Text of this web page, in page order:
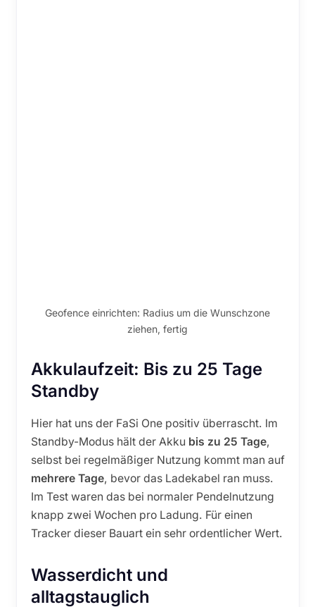
Geofence einrichten: Radius um die Wunschzone
ziehen, fertig
Akkulaufzeit: Bis zu 25 Tage
Standby
Hier hat uns der FaSi One positiv überrascht. Im
Standby-Modus hält der Akku bis zu 25 Tage,
selbst bei regelmäßiger Nutzung kommt man auf
mehrere Tage, bevor das Ladekabel ran muss.
Im Test waren das bei normaler Pendelnutzung
knapp zwei Wochen pro Ladung. Für einen
Tracker dieser Bauart ein sehr ordentlicher Wert.
Wasserdicht und
alltagstauglich